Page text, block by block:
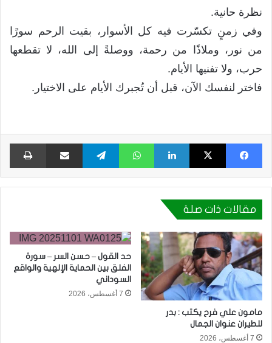
نظرة حانية.
وفي زمنٍ تكسّرت فيه كل الأسوار، بقيت الرحم سورًا
من نور، وملاذًا من رحمة، ووصلةً إلى الله، لا تقطعها
حرب، ولا تفنيها الأيام.
فاختر لنفسك الآن، قبل أن تُجبرك الأيام على الاختيار.
فيسبوك X لينكدإن واتساب تيلقرام مشاركة عبر البريد
مقالات ذات صلة
مامون علي فرح يكتب : بدر
للطيران عنوان الجمال
7 أغسطس، 2026
حد القول – حسن السر – سورة
الفلق بين الحماية الإلهية والواقع
السوداني
7 أغسطس، 2026